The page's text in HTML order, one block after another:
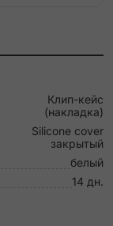
Клип-кейс
(накладка)
Silicone cover
закрытый
белый
14 дн.